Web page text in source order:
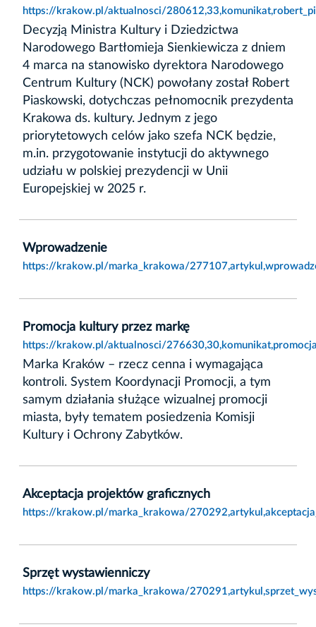
https://krakow.pl/aktualnosci/
Decyzją Ministra Kultury i Dziedzictwa
Narodowego Bartłomieja Sienkiewicza z dniem
4 marca na stanowisko dyrektora Narodowego
Centrum Kultury (NCK) powołany został Robert
Piaskowski, dotychczas pełnomocnik prezydenta
Krakowa ds. kultury. Jednym z jego
priorytetowych celów jako szefa NCK będzie,
m.in. przygotowanie instytucji do aktywnego
udziału w polskiej prezydencji w Unii
Europejskiej w 2025 r.
Wprowadzenie
https://krakow.pl/marka_krakowa/
Promocja kultury przez markę
https://krakow.pl/aktualnosci/
Marka Kraków – rzecz cenna i wymagająca
kontroli. System Koordynacji Promocji, a tym
samym działania służące wizualnej promocji
miasta, były tematem posiedzenia Komisji
Kultury i Ochrony Zabytków.
Akceptacja projektów graficznych
https://krakow.pl/marka_krakowa/
Sprzęt wystawienniczy
https://krakow.pl/marka_krakowa/